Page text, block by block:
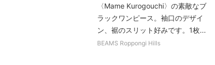
〈Mame Kurogouchi〉の素敵なブ
ラックワンピース。袖口のデザイ
ン、裾のスリット好みです。1枚...
BEAMS Roppongi Hills